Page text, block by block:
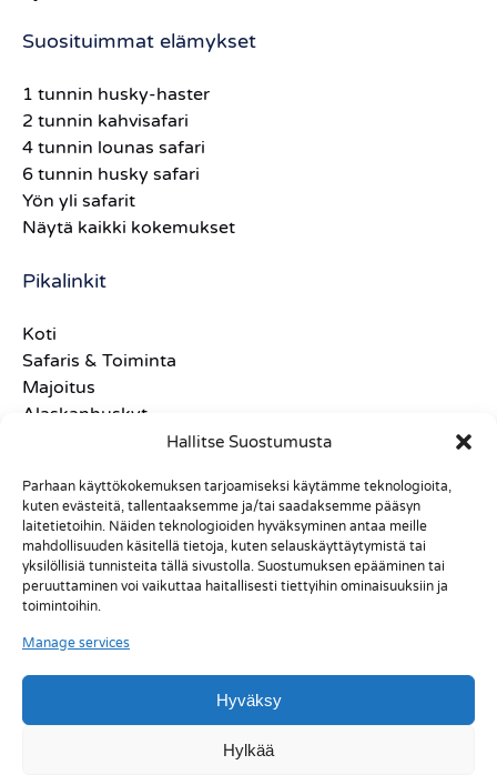
Hallitse Suostumusta
Parhaan käyttökokemuksen tarjoamiseksi käytämme teknologioita,
kuten evästeitä, tallentaaksemme ja/tai saadaksemme pääsyn
laitetietoihin. Näiden teknologioiden hyväksyminen antaa meille
mahdollisuuden käsitellä tietoja, kuten selauskäyttäytymistä tai
yksilöllisiä tunnisteita tällä sivustolla. Suostumuksen epääminen tai
peruuttaminen voi vaikuttaa haitallisesti tiettyihin ominaisuuksiin ja
toimintoihin.
Manage services
Hyväksy
Hylkää
Suosituimmat elämykset
1 tunnin husky-haster
2 tunnin kahvisafari
4 tunnin lounas safari
6 tunnin husky safari
Yön yli safarit
Näytä kaikki kokemukset
Pikalinkit
Koti
Safaris & Toiminta
Majoitus
Alaskanhuskyt
Meidän tarinamme
Usein Kysytyt Kysymykset
Käyttöehdot
Ottaa yhteyttä